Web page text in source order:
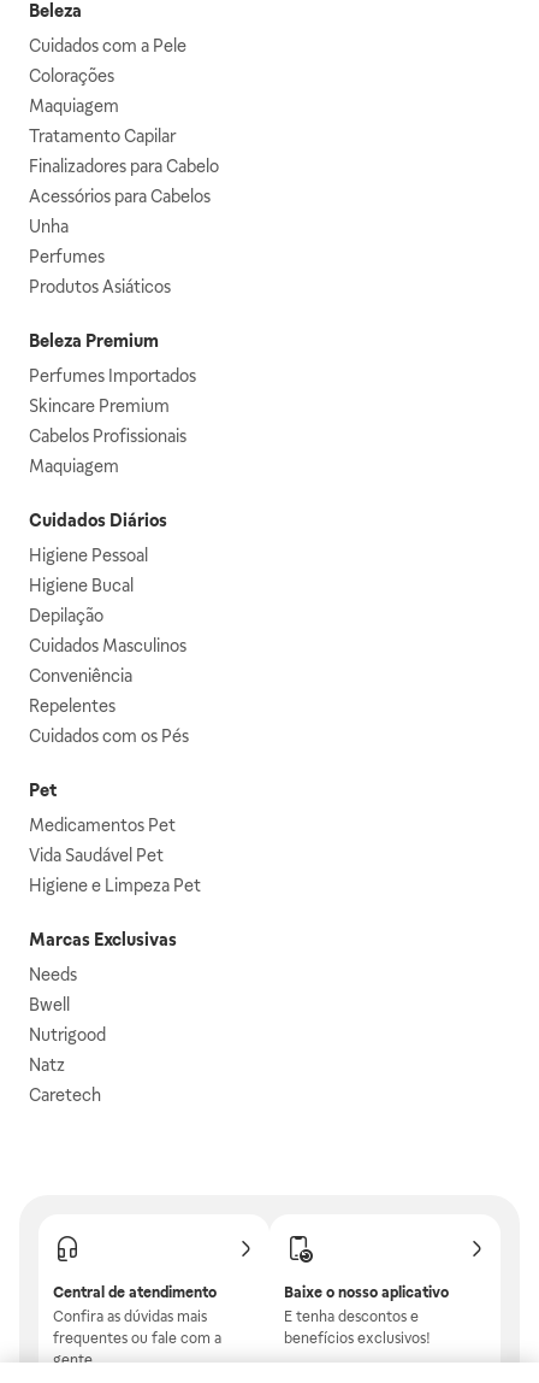
Beleza
Cuidados com a Pele
Colorações
Maquiagem
Tratamento Capilar
Finalizadores para Cabelo
Acessórios para Cabelos
Unha
Perfumes
Produtos Asiáticos
Beleza Premium
Perfumes Importados
Skincare Premium
Cabelos Profissionais
Maquiagem
Cuidados Diários
Higiene Pessoal
Higiene Bucal
Depilação
Cuidados Masculinos
Conveniência
Repelentes
Cuidados com os Pés
Pet
Medicamentos Pet
Vida Saudável Pet
Higiene e Limpeza Pet
Marcas Exclusivas
Needs
Bwell
Nutrigood
Natz
Caretech
Central de atendimento
Confira as dúvidas mais
frequentes ou fale com a
gente.
Baixe o nosso aplicativo
E tenha descontos e
benefícios exclusivos!